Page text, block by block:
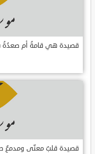
قصيدة هي قامةُ أم صعدُةُ
قصيدة قلبٌ معنّى ومدمعٌ